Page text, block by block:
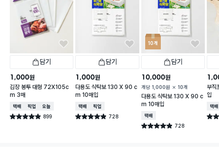
담기
1,000원
김장 봉투 대형 72X105c
m 3매
택배배송매장픽업오늘배송
별점 4.9점 899
건 작성
담기
1,000원
다용도 식탁보 130 X 90 c
m 10매입
택배배송매장픽업
별점 4.9점 728
건 작성
10개
담기
10,000원
개당 1,000원 10개
다용도 식탁보 130 X 90 c
m 10매입
택배배송
별점 4.9점 728
건 작성
부직
입
택배
별점